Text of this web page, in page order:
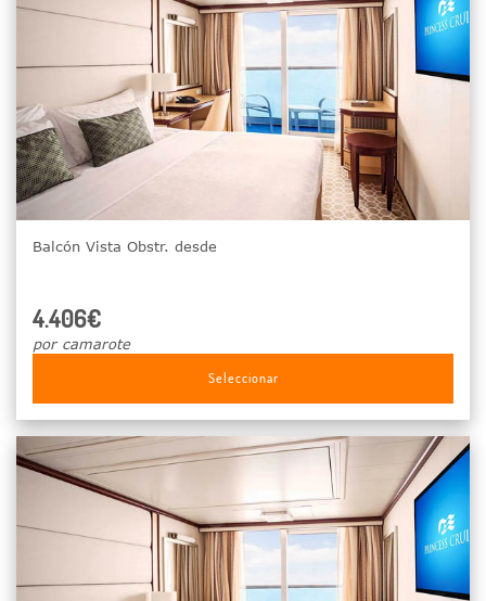
Balcón Vista Obstr. desde
4.406€
por camarote
Seleccionar